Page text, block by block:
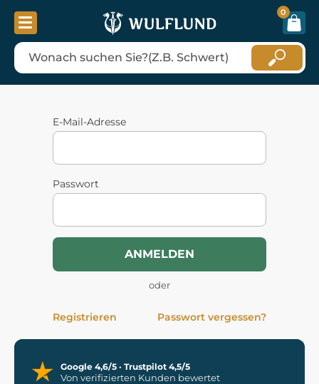
0
E-Mail-Adresse
Passwort
ANMELDEN
oder
Registrieren Passwort vergessen?
Google 4,6/5 · Trustpilot 4,5/5
Von verifizierten Kunden bewertet